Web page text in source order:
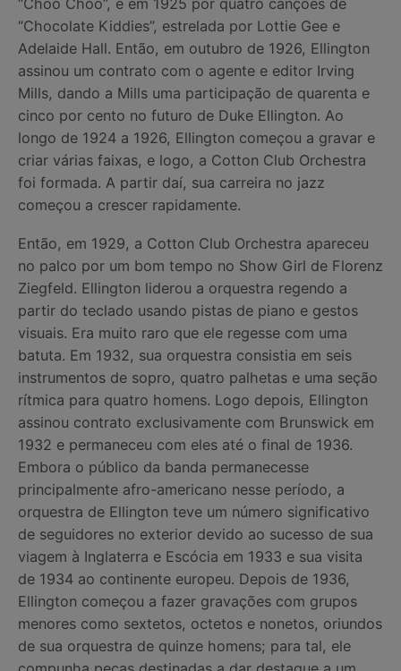
“Choo Choo”, e em 1925 por quatro canções de
“Chocolate Kiddies”, estrelada por Lottie Gee e
Adelaide Hall. Então, em outubro de 1926, Ellington
assinou um contrato com o agente e editor Irving
Mills, dando a Mills uma participação de quarenta e
cinco por cento no futuro de Duke Ellington. Ao
longo de 1924 a 1926, Ellington começou a gravar e
criar várias faixas, e logo, a Cotton Club Orchestra
foi formada. A partir daí, sua carreira no jazz
começou a crescer rapidamente.
Então, em 1929, a Cotton Club Orchestra apareceu
no palco por um bom tempo no Show Girl de Florenz
Ziegfeld. Ellington liderou a orquestra regendo a
partir do teclado usando pistas de piano e gestos
visuais. Era muito raro que ele regesse com uma
batuta. Em 1932, sua orquestra consistia em seis
instrumentos de sopro, quatro palhetas e uma seção
rítmica para quatro homens. Logo depois, Ellington
assinou contrato exclusivamente com Brunswick em
1932 e permaneceu com eles até o final de 1936.
Embora o público da banda permanecesse
principalmente afro-americano nesse período, a
orquestra de Ellington teve um número significativo
de seguidores no exterior devido ao sucesso de sua
viagem à Inglaterra e Escócia em 1933 e sua visita
de 1934 ao continente europeu. Depois de 1936,
Ellington começou a fazer gravações com grupos
menores como sextetos, octetos e nonetos, oriundos
de sua orquestra de quinze homens; para tal, ele